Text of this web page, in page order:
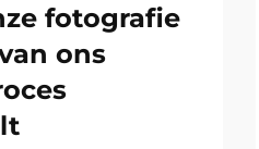
fotografie
ons